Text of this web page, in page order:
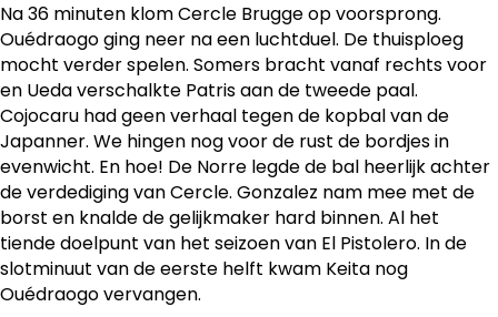
Na 36 minuten klom Cercle Brugge op voorsprong.
Ouédraogo ging neer na een luchtduel. De thuisploeg
mocht verder spelen. Somers bracht vanaf rechts voor
en Ueda verschalkte Patris aan de tweede paal.
Cojocaru had geen verhaal tegen de kopbal van de
Japanner. We hingen nog voor de rust de bordjes in
evenwicht. En hoe! De Norre legde de bal heerlijk achter
de verdediging van Cercle. Gonzalez nam mee met de
borst en knalde de gelijkmaker hard binnen. Al het
tiende doelpunt van het seizoen van El Pistolero. In de
slotminuut van de eerste helft kwam Keita nog
Ouédraogo vervangen.